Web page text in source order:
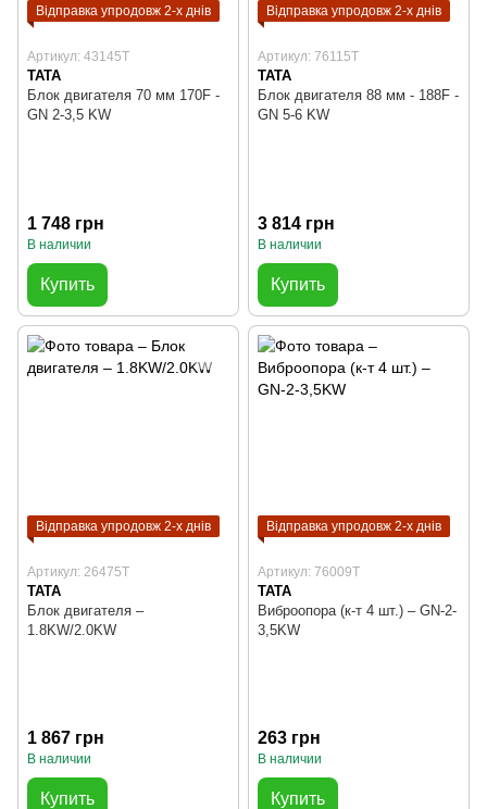
Відправка упродовж 2-х днів
Артикул: 43145T
TATA
Блок двигателя 70 мм 170F -
GN 2-3,5 KW
1 748 грн
В наличии
Купить
Відправка упродовж 2-х днів
Артикул: 76115T
TATA
Блок двигателя 88 мм - 188F -
GN 5-6 KW
3 814 грн
В наличии
Купить
Відправка упродовж 2-х днів
Артикул: 26475T
TATA
Блок двигателя –
1.8KW/2.0KW
1 867 грн
В наличии
Купить
Відправка упродовж 2-х днів
Артикул: 76009T
TATA
Виброопора (к-т 4 шт.) – GN-2-
3,5KW
263 грн
В наличии
Купить